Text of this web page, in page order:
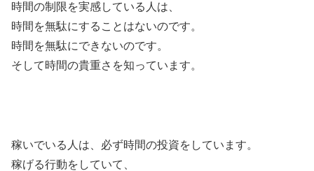
時間の制限を実感している人は、
時間を無駄にすることはないのです。
時間を無駄にできないのです。
そして時間の貴重さを知っています。
稼いでいる人は、必ず時間の投資をしています。
稼げる行動をしていて、